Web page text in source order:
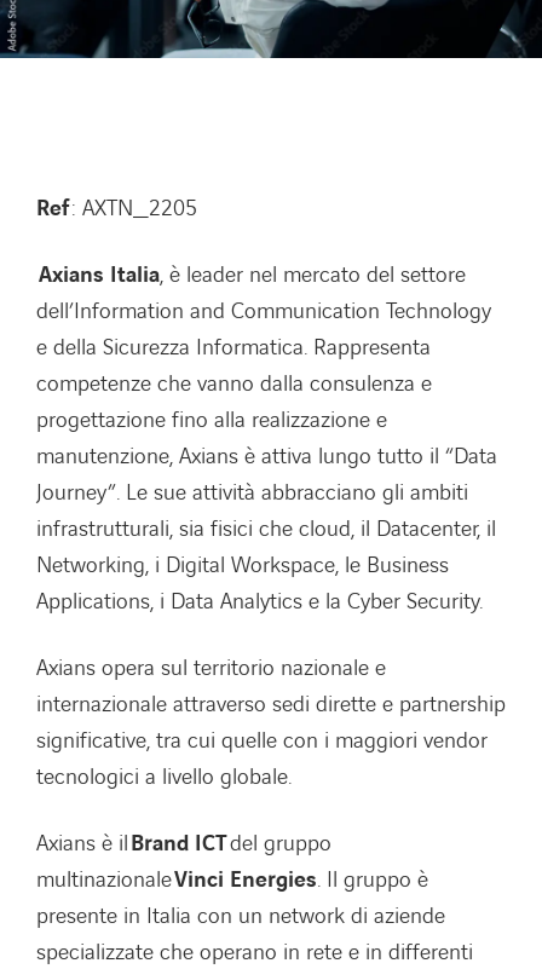
Ref: AXTN_2205
Axians Italia, è leader nel mercato del settore
dell’Information and Communication Technology
e della Sicurezza Informatica. Rappresenta
competenze che vanno dalla consulenza e
progettazione fino alla realizzazione e
manutenzione, Axians è attiva lungo tutto il “Data
Journey”. Le sue attività abbracciano gli ambiti
infrastrutturali, sia fisici che cloud, il Datacenter, il
Networking, i Digital Workspace, le Business
Applications, i Data Analytics e la Cyber Security.
Axians opera sul territorio nazionale e
internazionale attraverso sedi dirette e partnership
significative, tra cui quelle con i maggiori vendor
tecnologici a livello globale.
Axians è ilBrand ICTdel gruppo
multinazionaleVinci Energies. Il gruppo è
presente in Italia con un network di aziende
specializzate che operano in rete e in differenti